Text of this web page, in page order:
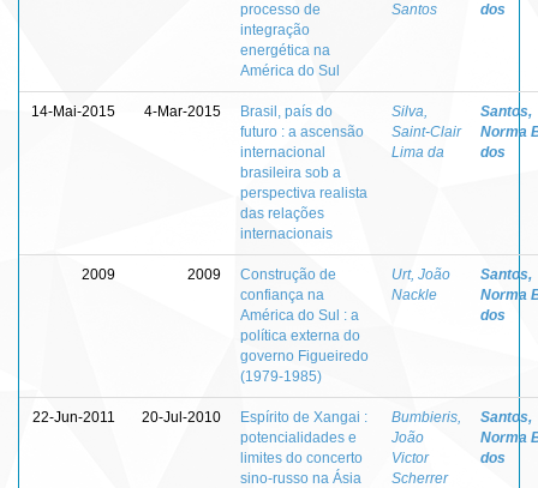
processo de
integração
energética na
América do Sul
Santos
dos
14-Mai-2015 4-Mar-2015
Brasil, país do
futuro : a ascensão
internacional
brasileira sob a
perspectiva realista
das relações
internacionais
Silva,
Saint-Clair
Lima da
Santos,
Norma
dos
2009 2009
Construção de
confiança na
América do Sul : a
política externa do
governo Figueiredo
(1979-1985)
Urt, João
Nackle
Santos,
Norma
dos
22-Jun-2011 20-Jul-2010
Espírito de Xangai :
potencialidades e
limites do concerto
sino-russo na Ásia
Bumbieris,
João
Victor
Scherrer
Santos,
Norma
dos